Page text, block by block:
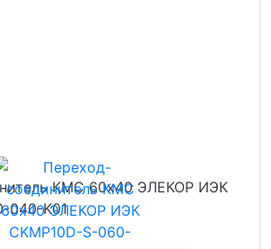
КМС 60x40 ЭЛЕКОР ИЭК
040-K01